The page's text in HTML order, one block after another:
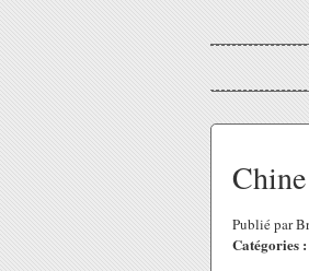
Publié par
Catégories :